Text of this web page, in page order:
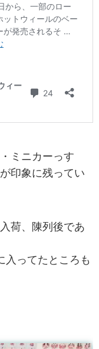
ミニカーっす
印象に残ってい
荷、陳列後であ
ってたところも